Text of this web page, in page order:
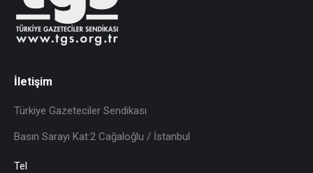
İletişim
Türkiye Gazeteciler Sendikası
Basın Sarayı Kat:2 Cağaloğlu / İstanbul
Tel